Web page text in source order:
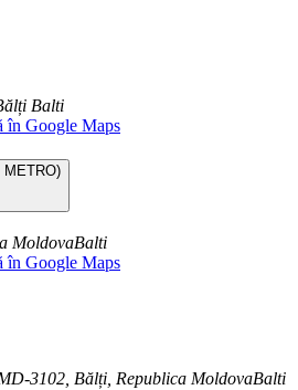
Balti
în Google Maps
METRO)
MoldovaBalti
în Google Maps
3102, Bălți, Republica MoldovaBalti